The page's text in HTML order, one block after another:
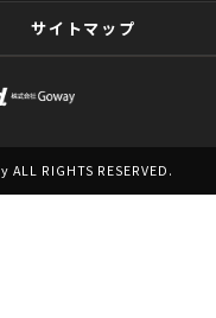
サイトマップ
RIGHTS RESERVED.